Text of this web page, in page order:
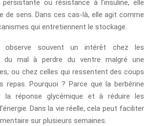
persistante ou résistance à l’insuline, elle
de sens. Dans ces cas-là, elle agit comme
qui entretiennent le stockage.
observe souvent un intérêt chez les
du mal à perdre du ventre malgré une
ou chez celles qui ressentent des coups
repas. Pourquoi ? Parce que la berbérine
la réponse glycémique et à réduire les
Dans la vie réelle, cela peut faciliter
sur plusieurs semaines.